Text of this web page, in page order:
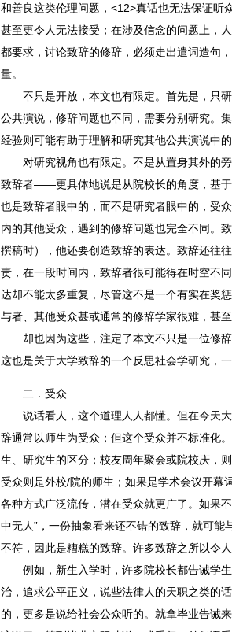
和善良这类伦理问题，<12>真话也无法保证听
甚至更令人无法接受；在涉及信念的问题上，
都要求，讨论致辞的修辞，必须走出遣词造句
量。
不只是开放，本文也有限定。首先是，只研
公共演说，修辞问题也不同，需要分别研究。
经验则可能有助于理解和研究其他公共演说中的
对研究视角也有限定。不是从置身其外的旁
致辞者——更具体地说是从院校长的角度，基于
也是致辞者眼中的，而不是研究者眼中的，受
内的其他受众，遇到的修辞问题也完全不同。
撰稿时），他还要创造致辞的表达。致辞还往
责，在一段时间内，致辞者很可能得在时空不
达却不能太多重复，尽管这不是一个有实在奖
与者、其他受众甚或通常的修辞学家很难，甚至
却也因为这些，注定了本文不只是一位修辞
这也是关于大学致辞的一个反思社会学研究，
二．受众
说话看人，这个道理人人都懂。但在今天大
辞通常以师生为受众；但这个受众并不标准化
生、研究生的区分；校友周年聚会或院校庆，
受众则是外校/院的师生；如果是学术会议开幕
各种方式广泛流传，潜在受众就更广了。如果
中无人”，一份抽象看来还不错的致辞，就可
不符，因此是糟糕的致辞。许多致辞之所以令
例如，新生入学时，许多院校长都告诫学生
治，追求公平正义，说些法律人的天职之类的
的，更多是说给社会公众听的。就拿毕业告诫